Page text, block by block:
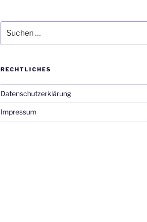
nach:
RECHTLICHES
Datenschutzerklärung
Impressum